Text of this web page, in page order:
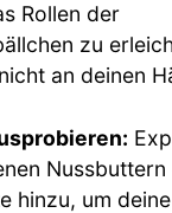
Rollen der
zu
an deinen
hinzu, um deine